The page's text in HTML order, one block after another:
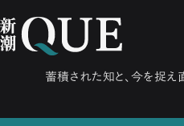
蓄積された知と、今を捉え